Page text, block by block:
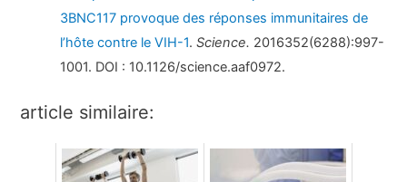
3BNC117 provoque des réponses immunitaires de
l’hôte contre le VIH-1.Science. 2016352(6288):997-
1001. DOI : 10.1126/science.aaf0972.
article similaire: